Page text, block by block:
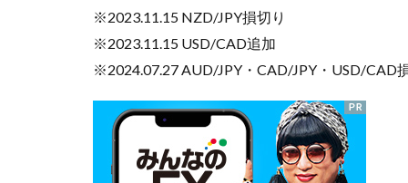
※2023.11.15 NZD/JPY損切り
※2023.11.15 USD/CAD追加
※2024.07.27 AUD/JPY・CAD/JPY・USD/CAD